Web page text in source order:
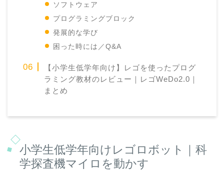
ソフトウェア
プログラミングブロック
発展的な学び
困った時には／Q&A
【小学生低学年向け】レゴを使ったプログ
ラミング教材のレビュー｜レゴWeDo2.0｜
まとめ
小学生低学年向けレゴロボット｜科
学探査機マイロを動かす